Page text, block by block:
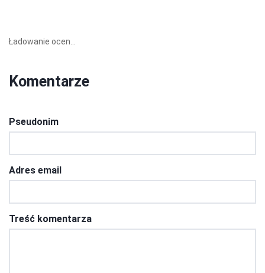
Ładowanie ocen...
Komentarze
Pseudonim
Adres email
Treść komentarza